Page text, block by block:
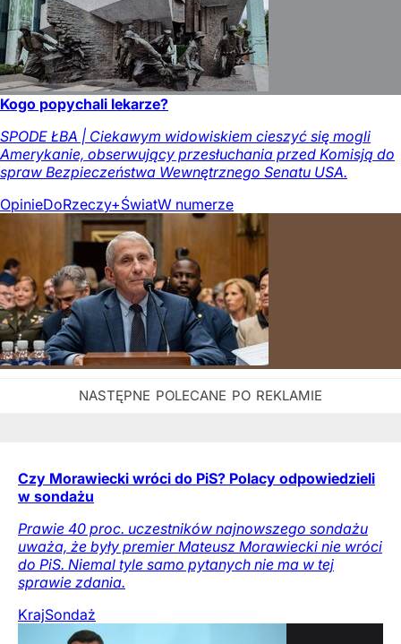
Kogo popychali lekarze?
SPODE ŁBA | Ciekawym widowiskiem cieszyć się mogli
Amerykanie, obserwujący przesłuchania przed Komisją do
spraw Bezpieczeństwa Wewnętrznego Senatu USA.
OpinieDoRzeczy+ŚwiatW numerze
Czy Morawiecki wróci do PiS? Polacy odpowiedzieli
w sondażu
Prawie 40 proc. uczestników najnowszego sondażu
uważa, że były premier Mateusz Morawiecki nie wróci
do PiS. Niemal tyle samo pytanych nie ma w tej
sprawie zdania.
KrajSondaż